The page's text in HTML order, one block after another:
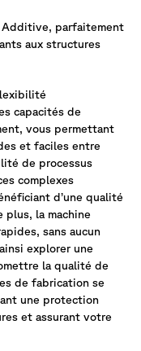
Additive, parfaitement
aux structures
capacités de
vous permettant
et faciles entre
de processus
complexes
d’une qualité
plus, la machine
sans aucun
explorer une
la qualité de
de fabrication se
une protection
et assurant votre